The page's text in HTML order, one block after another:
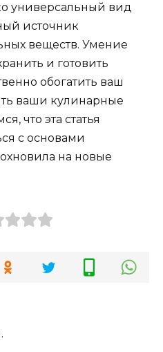
универсальный вид
источник
веществ. Умение
и готовить
обогатить ваш
ваши кулинарные
что эта статья
с основами
на новые